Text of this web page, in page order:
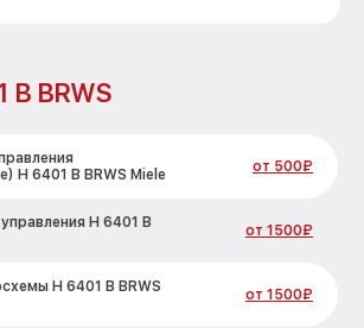
B BRWS
H 6401 B BRWS Miele
от 500₽
H 6401 B
от 1500₽
H 6401 B BRWS
от 1500₽